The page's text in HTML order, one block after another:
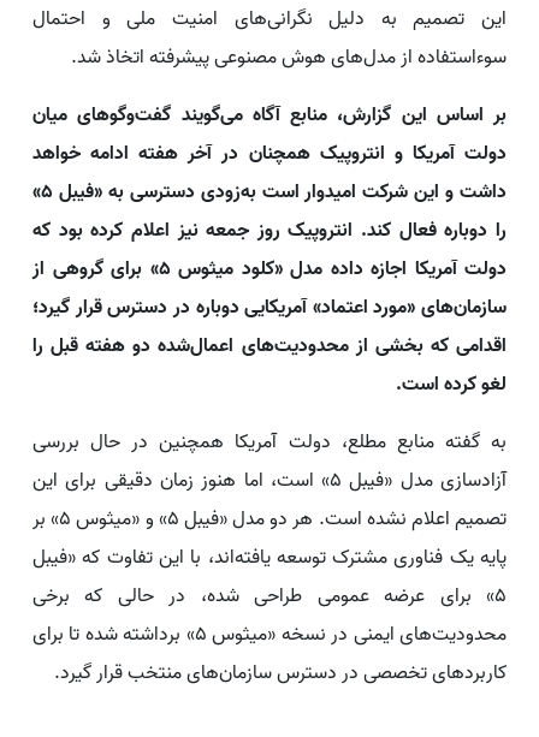
این تصمیم به دلیل نگرانی‌های امنیت ملی و احتمال
سوءاستفاده از مدل‌های هوش مصنوعی پیشرفته اتخاذ شد.
بر اساس این گزارش، منابع آگاه می‌گویند گفت‌وگوهای میان
دولت آمریکا و انتروپیک همچنان در آخر هفته ادامه خواهد
داشت و این شرکت امیدوار است به‌زودی دسترسی به «فیبل ۵»
را دوباره فعال کند. انتروپیک روز جمعه نیز اعلام کرده بود که
دولت آمریکا اجازه داده مدل «کلود میثوس ۵» برای گروهی از
سازمان‌های «مورد اعتماد» آمریکایی دوباره در دسترس قرار گیرد؛
اقدامی که بخشی از محدودیت‌های اعمال‌شده دو هفته قبل را
لغو کرده است.
به گفته منابع مطلع، دولت آمریکا همچنین در حال بررسی
آزادسازی مدل «فیبل ۵» است، اما هنوز زمان دقیقی برای این
تصمیم اعلام نشده است. هر دو مدل «فیبل ۵» و «میثوس ۵» بر
پایه یک فناوری مشترک توسعه یافته‌اند، با این تفاوت که «فیبل
۵» برای عرضه عمومی طراحی شده، در حالی که برخی
محدودیت‌های ایمنی در نسخه «میثوس ۵» برداشته شده تا برای
کاربردهای تخصصی در دسترس سازمان‌های منتخب قرار گیرد.